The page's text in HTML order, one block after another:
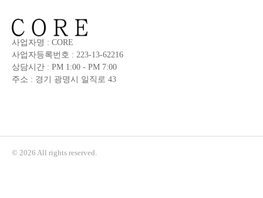
사업자명 : CORE
사업자등록번호 : 223-13-62216
상담시간 : PM 1:00 - PM 7:00
주소 : 경기 광명시 일직로 43
© 2026 All rights reserved.